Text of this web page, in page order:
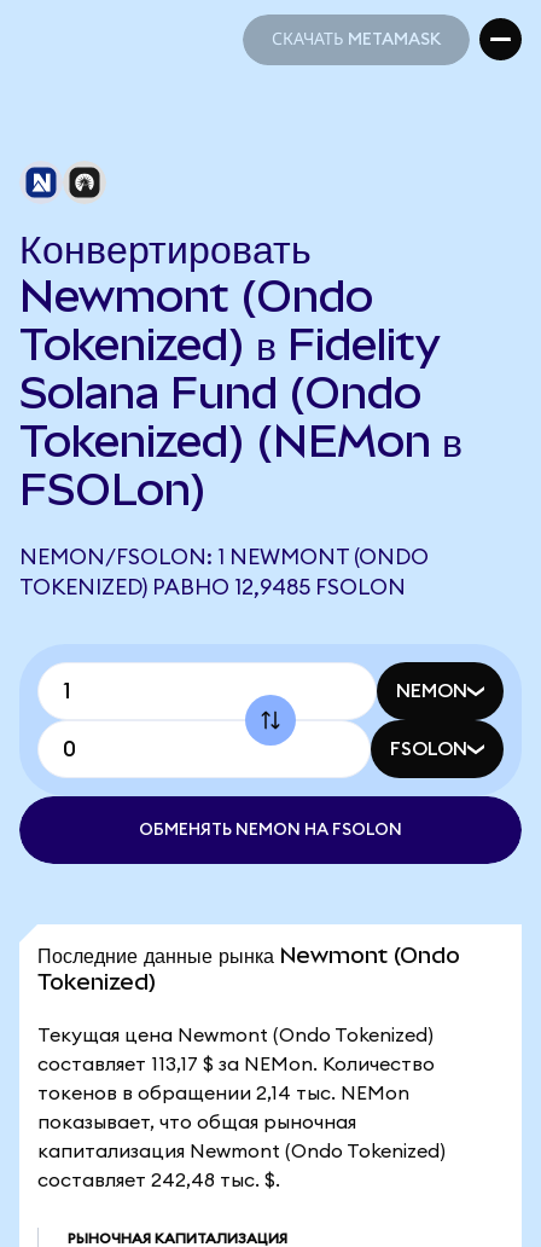
СКАЧАТЬ METAMASK
Конвертировать
Newmont (Ondo
Tokenized) в Fidelity
Solana Fund (Ondo
Tokenized) (NEMon в
FSOLon)
NEMON/FSOLON: 1 NEWMONT (ONDO
TOKENIZED) РАВНО 12,9485 FSOLON
NEMON
FSOLON
ОБМЕНЯТЬ NEMON НА FSOLON
Последние данные рынка Newmont (Ondo
Tokenized)
Текущая цена Newmont (Ondo Tokenized)
составляет 113,17 $ за NEMon. Количество
токенов в обращении 2,14 тыс. NEMon
показывает, что общая рыночная
капитализация Newmont (Ondo Tokenized)
составляет 242,48 тыс. $.
РЫНОЧНАЯ КАПИТАЛИЗАЦИЯ